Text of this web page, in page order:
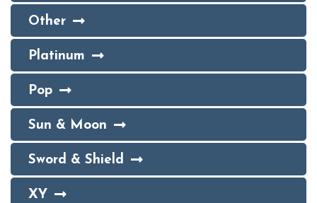
Other
Platinum
Pop
Sun & Moon
Sword & Shield
XY